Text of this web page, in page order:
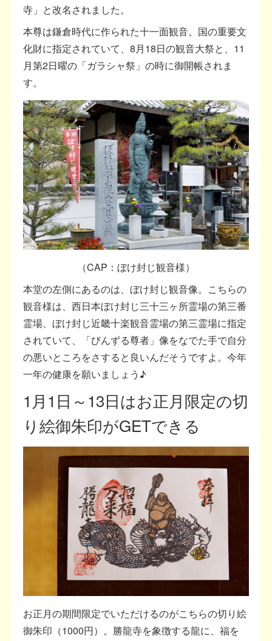
寺」と改名されました。
本尊は鎌倉時代に作られた十一面観音。国の重要文
化財に指定されていて、8月18日の観音大祭と、11
月第2日曜の「ガラシャ祭」の時に御開帳されま
す。
（CAP：ぼけ封じ観音様）
本堂の左側にあるのは、ぼけ封じ観音像。こちらの
観音様は、西日本ぼけ封じ三十三ヶ所霊場の第三番
霊場、ぼけ封じ近畿十楽観音霊場の第三霊場に指定
されていて、「びんずる尊者」像をなでた手で自分
の悪いところをさすると良いんだそうですよ。今年
一年の健康を願いましょう♪
1月1日～13日はお正月限定の切
り絵御朱印がGETできる
お正月の期間限定でいただけるのがこちらの切り絵
御朱印（1000円）。勝龍寺を象徴する龍に、福を